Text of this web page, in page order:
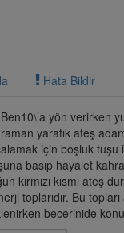
Hata Bildir
yön verirken
yaratık ateş
için boşluk tuşu
basıp hayalet
kırmızı kısmı ateş
toplarıdır. Bu
becerinide